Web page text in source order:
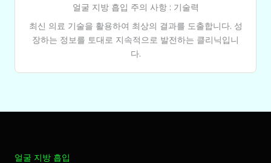
얼굴 지방 흡입 주의 사항 : 기술력
최신 의료 기술을 활용하여 최상의 결과를 도출합니다. 성
장하는 정보를 토대로 지속적으로 발전하는 클리닉입니
다.
얼굴 지방 흡입